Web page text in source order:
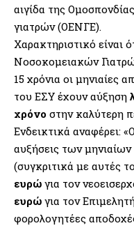
αιγίδα της
γιατρών (ΟΕΝΓΕ).
Χαρακτηριστικό είναι
Νοσοκομειακών
15 χρόνια οι μηνιαίες
του ΕΣΥ έχουν αύξηση
χρόνο στην καλύτερη
Ενδεικτικά αναφέρει:
αυξήσεις των
(συγκριτικά με αυτές
ευρώ για τον
ευρώ για τον
φορολογητέες